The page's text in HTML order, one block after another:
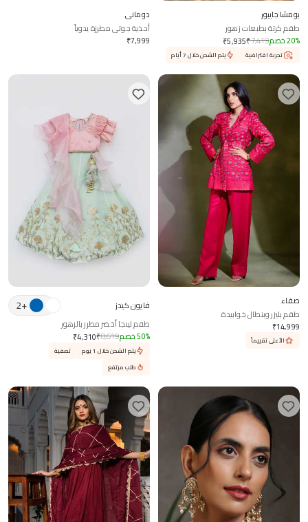
بومشا جايبور
طقم كرتة بطبعات زهور
₹5,935₹7,419 20% خصم
تجربة افتراضية يتم الشحن خلال 7 أيام
دوماني
أحذية جوتي مطرزة يدوياً
₹7,999
صفاء
طقم بليزر وبنطال خوابيدة
₹14,999
الأعلى تقييماً
فايون كيدز +
2
طقم لينجا أخضر مطرز بالزهور
₹4,310₹8,619 50% خصم
يتم الشحن خلال 1 يوم
تصفية
طلب مرتفع